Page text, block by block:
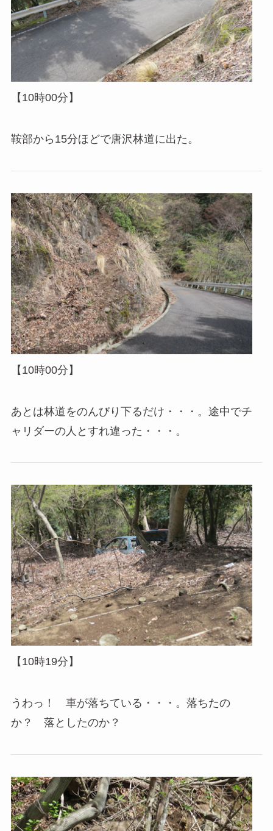
【10時00分】
鞍部から15分ほどで唐沢林道に出た。
【10時00分】
あとは林道をのんびり下るだけ・・・。途中でチ
ャリダーの人とすれ違った・・・。
【10時19分】
うわっ！ 車が落ちている・・・。落ちたの
か？ 落としたのか？